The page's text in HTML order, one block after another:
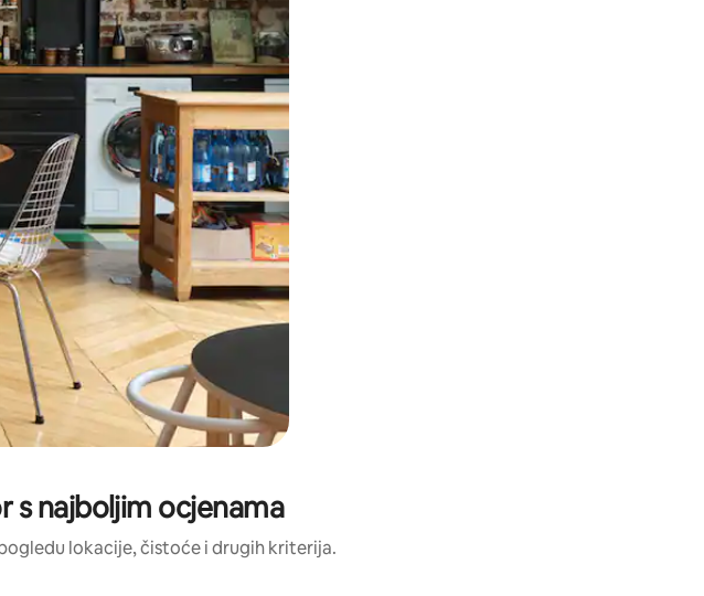
dolje, kao i dodirom ili prelaskom prstom po zaslonu.
s najboljim ocjenama
lokacije, čistoće i drugih kriterija.